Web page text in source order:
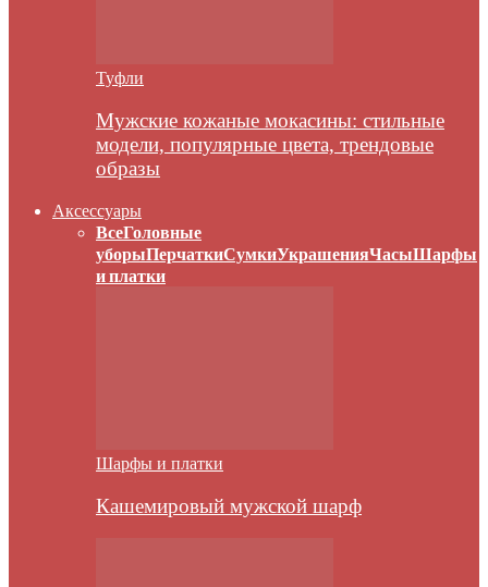
Туфли
Мужские кожаные мокасины: стильные
модели, популярные цвета, трендовые
образы
Аксессуары
ВсеГоловные
уборыПерчаткиСумкиУкрашенияЧасыШарфы
и платки
Шарфы и платки
Кашемировый мужской шарф